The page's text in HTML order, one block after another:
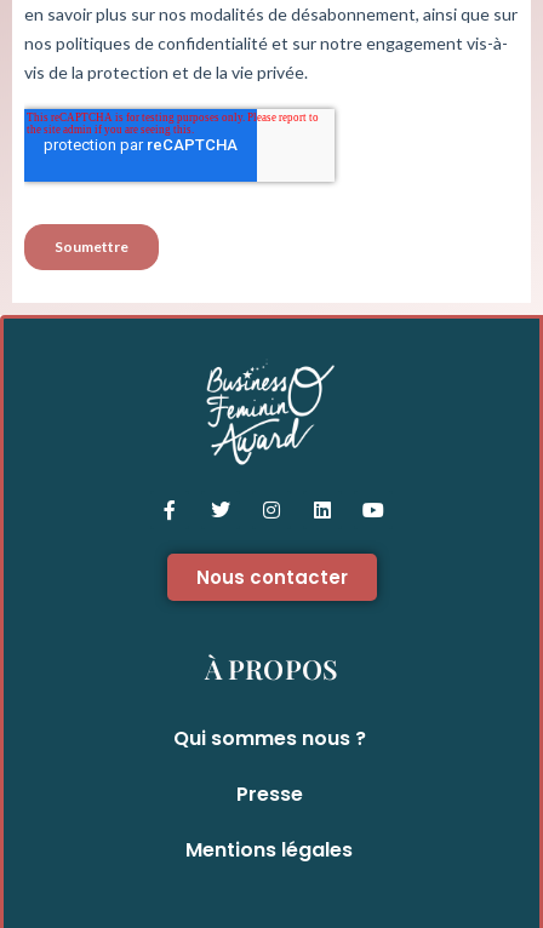
Nous contacter
À PROPOS
Qui sommes nous ?
Presse
Mentions légales